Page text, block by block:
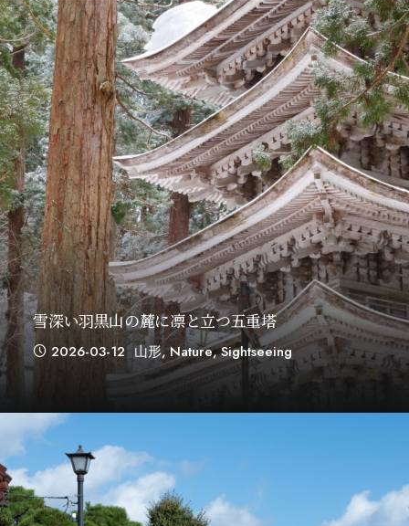
雪深い羽黒山の麓に凛と立つ五重塔
2026-03-12 山形,Nature,Sightseeing